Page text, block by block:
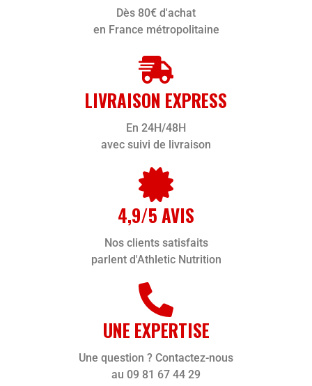
Dès 80€ d'achat
en France métropolitaine
LIVRAISON EXPRESS
En 24H/48H
avec suivi de livraison
4,9/5 AVIS
Nos clients satisfaits
parlent d'Athletic Nutrition
UNE EXPERTISE
Une question ? Contactez-nous
au 09 81 67 44 29